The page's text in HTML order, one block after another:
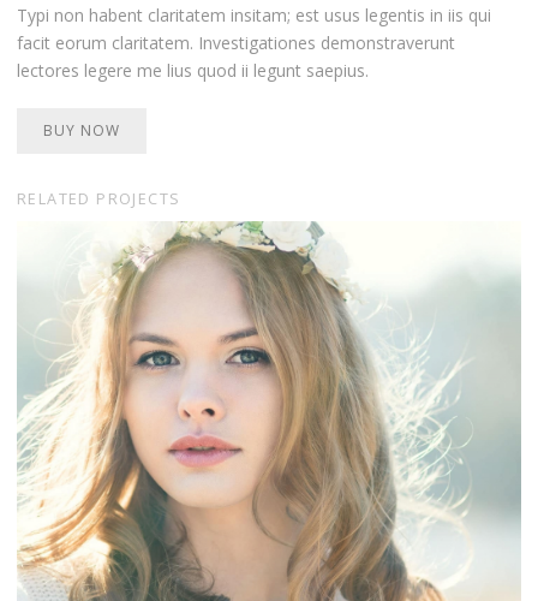
Typi non habent claritatem insitam; est usus legentis in iis qui
facit eorum claritatem. Investigationes demonstraverunt
lectores legere me lius quod ii legunt saepius.
BUY NOW
RELATED PROJECTS